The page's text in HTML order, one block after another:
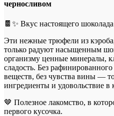
черносливом
🍫✨ Вкус настоящего
Эти нежные трюфели из
только радуют насыщенным
организму ценные минералы,
сладость. Без
веществ, без чувства вины —
ингредиенты и удовольствие в
🤎 Полезное лакомство, в
первого кусочка.